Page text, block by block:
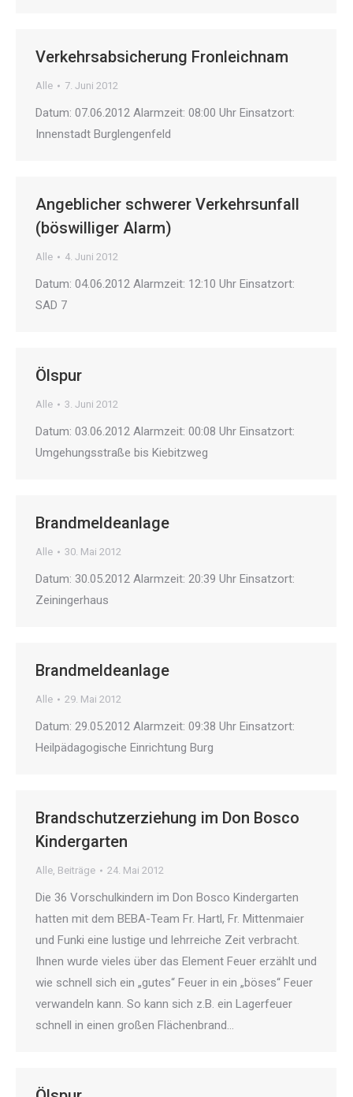
Verkehrsabsicherung Fronleichnam
Alle 7. Juni 2012
Datum: 07.06.2012 Alarmzeit: 08:00 Uhr Einsatzort:
Innenstadt Burglengenfeld
Angeblicher schwerer Verkehrsunfall
(böswilliger Alarm)
Alle 4. Juni 2012
Datum: 04.06.2012 Alarmzeit: 12:10 Uhr Einsatzort:
SAD 7
Ölspur
Alle 3. Juni 2012
Datum: 03.06.2012 Alarmzeit: 00:08 Uhr Einsatzort:
Umgehungsstraße bis Kiebitzweg
Brandmeldeanlage
Alle 30. Mai 2012
Datum: 30.05.2012 Alarmzeit: 20:39 Uhr Einsatzort:
Zeiningerhaus
Brandmeldeanlage
Alle 29. Mai 2012
Datum: 29.05.2012 Alarmzeit: 09:38 Uhr Einsatzort:
Heilpädagogische Einrichtung Burg
Brandschutzerziehung im Don Bosco
Kindergarten
Alle, Beiträge 24. Mai 2012
Die 36 Vorschulkindern im Don Bosco Kindergarten
hatten mit dem BEBA-Team Fr. Hartl, Fr. Mittenmaier
und Funki eine lustige und lehrreiche Zeit verbracht.
Ihnen wurde vieles über das Element Feuer erzählt und
wie schnell sich ein „gutes“ Feuer in ein „böses“ Feuer
verwandeln kann. So kann sich z.B. ein Lagerfeuer
schnell in einen großen Flächenbrand…